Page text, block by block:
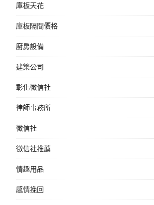
庫板天花
庫板隔間價格
廚房設備
建築公司
彰化徵信社
律師事務所
徵信社
徵信社推薦
情趣用品
感情挽回